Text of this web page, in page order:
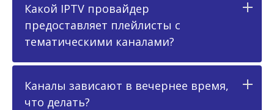
Какой IPTV провайдер
предоставляет плейлисты с
тематическими каналами?
Каналы зависают в вечернее время,
что делать?